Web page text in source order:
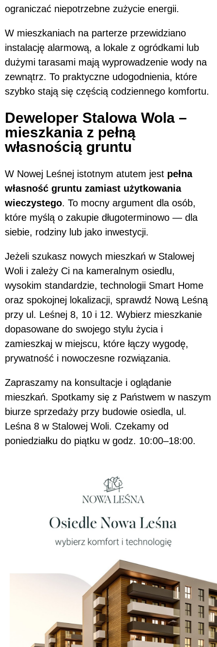
ograniczać niepotrzebne zużycie energii.
W mieszkaniach na parterze przewidziano
instalację alarmową, a lokale z ogródkami lub
dużymi tarasami mają wyprowadzenie wody na
zewnątrz. To praktyczne udogodnienia, które
szybko stają się częścią codziennego komfortu.
Deweloper Stalowa Wola –
mieszkania z pełną
własnością gruntu
W Nowej Leśnej istotnym atutem jest pełna
własność gruntu zamiast użytkowania
wieczystego. To mocny argument dla osób,
które myślą o zakupie długoterminowo — dla
siebie, rodziny lub jako inwestycji.
Jeżeli szukasz nowych mieszkań w Stalowej
Woli i zależy Ci na kameralnym osiedlu,
wysokim standardzie, technologii Smart Home
oraz spokojnej lokalizacji, sprawdź Nową Leśną
przy ul. Leśnej 8, 10 i 12. Wybierz mieszkanie
dopasowane do swojego stylu życia i
zamieszkaj w miejscu, które łączy wygodę,
prywatność i nowoczesne rozwiązania.
Zapraszamy na konsultacje i oglądanie
mieszkań. Spotkamy się z Państwem w naszym
biurze sprzedaży przy budowie osiedla, ul.
Leśna 8 w Stalowej Woli. Czekamy od
poniedziałku do piątku w godz. 10:00–18:00.